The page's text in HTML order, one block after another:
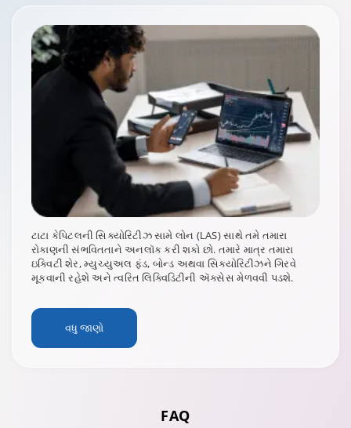
ટાટા કેપિટલની સિક્યોરિટીઝ સામે લોન (LAS) સાથે તમે તમારા
રોકાણની સંભવિતતાને અનલૉક કરી શકો છો. તમારે માત્ર તમારા
ઇક્વિટી શેર, મ્યુચ્યુઅલ ફંડ, બોન્ડ અથવા સિક્યોરિટીઝને ગિરવે
મૂકવાની રહેશે અને ત્વરિત લિક્વિડિટીની ઍક્સેસ મેળવવી પડશે.
વધુ જાણો
FAQ